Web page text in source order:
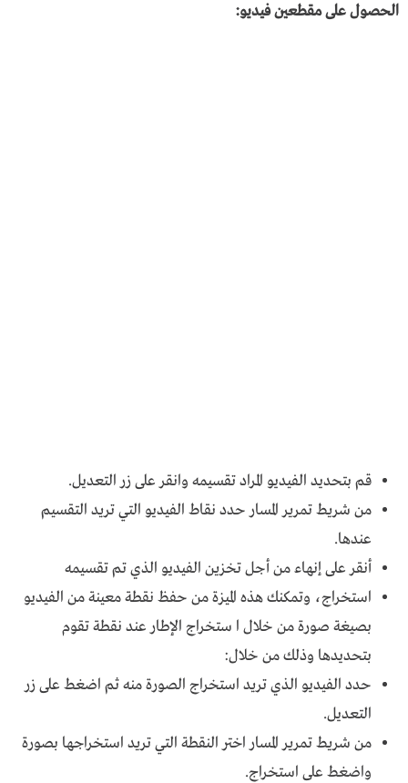
الحصول على مقطعين فيديو:
قم بتحديد الفيديو المراد تقسيمه وانقر على زر التعديل.
من شريط تمرير المسار حدد نقاط الفيديو التي تريد التقسيم
عندها.
أنقر على إنهاء من أجل تخزين الفيديو الذي تم تقسيمه
استخراج، وتمكنك هذه الميزة من حفظ نقطة معينة من الفيديو
بصيغة صورة من خلال ا ستخراج الإطار عند نقطة تقوم
بتحديدها وذلك من خلال:
حدد الفيديو الذي تريد استخراج الصورة منه ثم اضغط على زر
التعديل.
من شريط تمرير المسار اختر النقطة التي تريد استخراجها بصورة
واضغط على استخراج.